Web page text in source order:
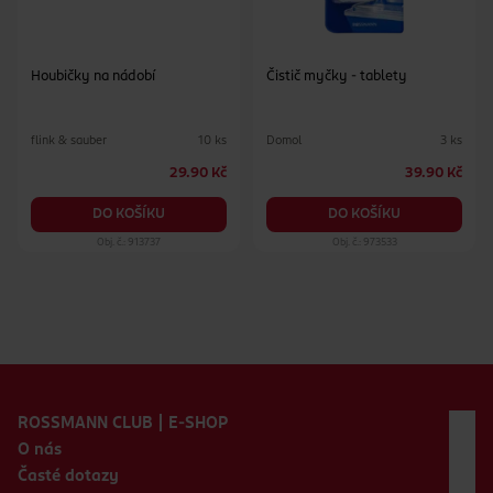
Houbičky na nádobí
flink & sauber 10 ks
29.90 Kč
DO KOŠÍKU
Obj. č.: 913737
Čistič myčky - tablety
Domol 3 ks
39.90 Kč
DO KOŠÍKU
Obj. č.: 973533
ROSSMANN CLUB | E-SHOP
O nás
Časté dotazy